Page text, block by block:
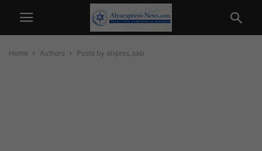
Home Authors Posts by alxprss_sab